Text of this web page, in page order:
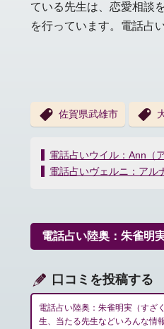
ている先生は、恋愛相談
を行っています。電話占
佐賀県武雄市
投
稿
ー
シ
ン
電話占いウイル：Ann（
電話占いヴェルニ：アル
電話占い陸奥：朱雀明
口コミを投稿する
電話占い陸奥：朱雀明実（すざ
生、当たる先生などいろんな情